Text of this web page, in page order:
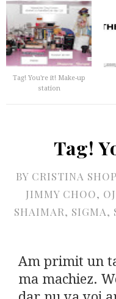
Tag! You're it! Make-up
station
Tag!
BY CRISTINA
JIMMY CHOO,
SHAIMAR, SIGMA,
Am primit un
ma machiez.